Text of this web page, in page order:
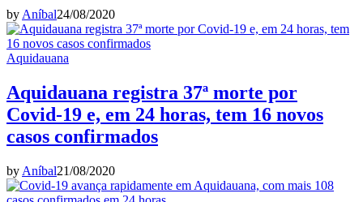
by Aníbal24/08/2020
Aquidauana
Aquidauana registra 37ª morte por
Covid-19 e, em 24 horas, tem 16 novos
casos confirmados
by Aníbal21/08/2020